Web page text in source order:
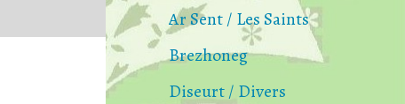
Ar Sent / Les Saints
Brezhoneg
Diseurt / Divers